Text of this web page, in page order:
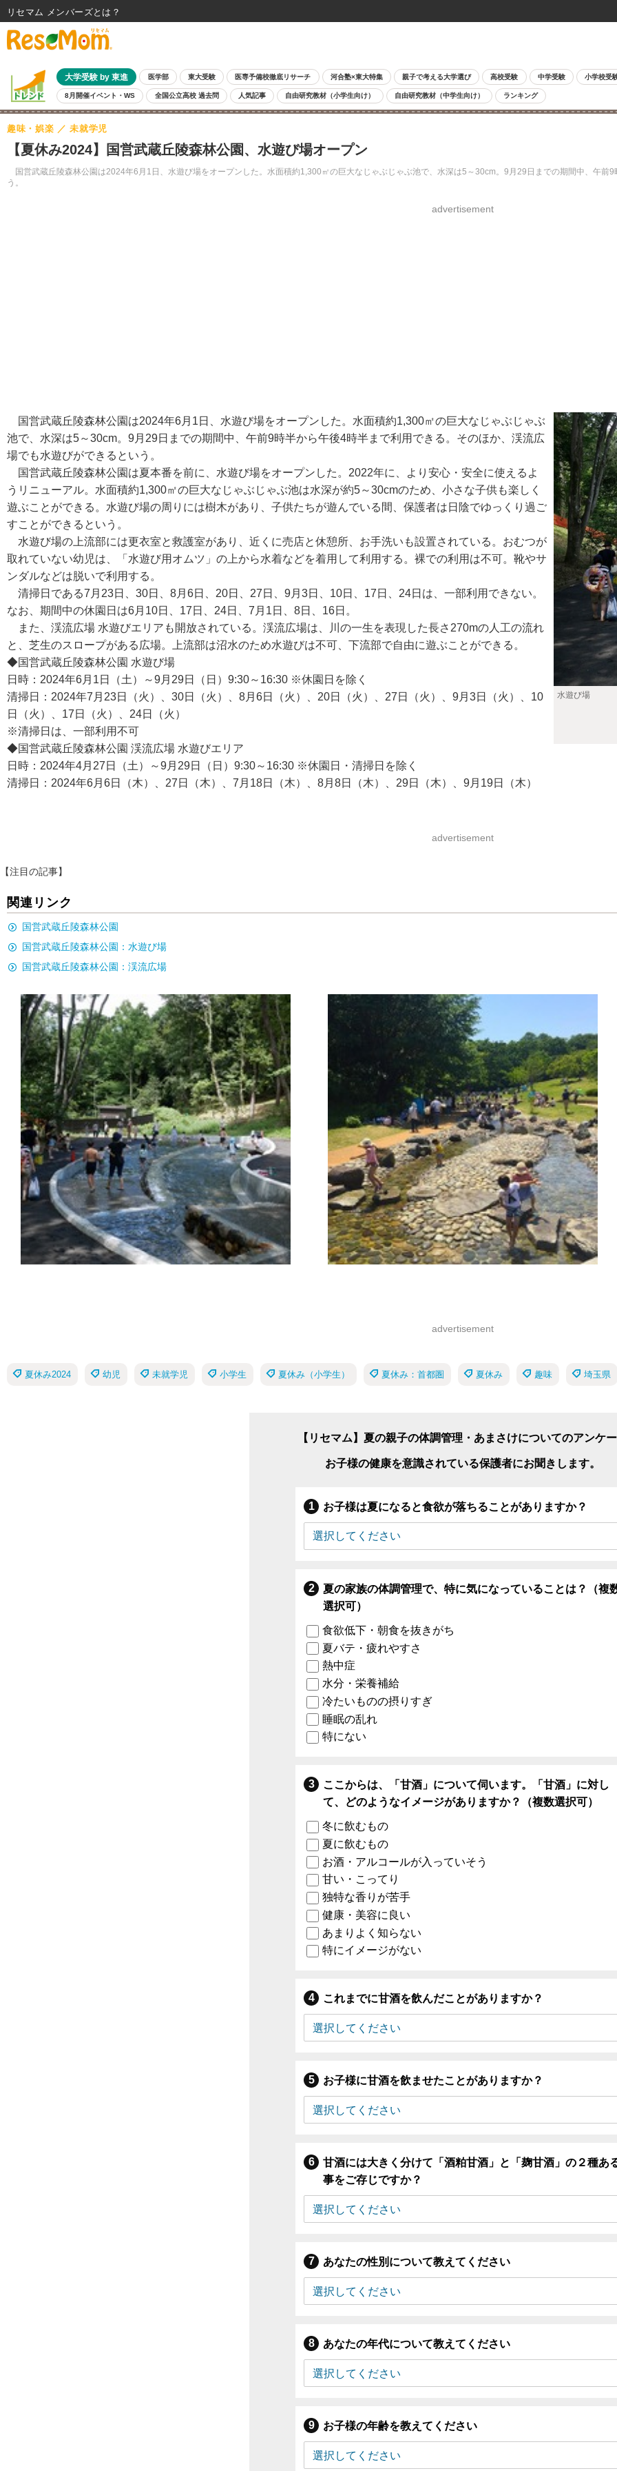
大学受験 by 東進 医学部 東大受験 医専予備校徹底リサーチ 河合塾×東大特集 親子で考える大学選び 高校受験 中学受験 小学校受
8月開催イベント・WS 全国公立高校 過去問 人気記事 自由研究教材（小学生向け） 自由研究教材（中学生向け） ランキング
【夏休み2024】国営武蔵丘陵森林公園、水遊び場オープン
国営武蔵丘陵森林公園は2024年6月1日、水遊び場をオープンした。水面積約1,300㎡の巨大なじゃぶじゃぶ池で、水深は5～30cm。9月29日までの期間中、午前
う。
趣味・娯楽 未就学児
advertisement
水遊び場
国営武蔵丘陵森林公園は2024年6月1日、水遊び場をオープンした。水面積約1,300㎡の巨大なじゃぶじゃぶ
池で、水深は5～30cm。9月29日までの期間中、午前9時半から午後4時半まで利用できる。そのほか、渓流広
場でも水遊びができるという。
国営武蔵丘陵森林公園は夏本番を前に、水遊び場をオープンした。2022年に、より安心・安全に使えるよ
うリニューアル。水面積約1,300㎡の巨大なじゃぶじゃぶ池は水深が約5～30cmのため、小さな子供も楽しく
遊ぶことができる。水遊び場の周りには樹木があり、子供たちが遊んでいる間、保護者は日陰でゆっくり過ご
すことができるという。
水遊び場の上流部には更衣室と救護室があり、近くに売店と休憩所、お手洗いも設置されている。おむつが
取れていない幼児は、「水遊び用オムツ」の上から水着などを着用して利用する。裸での利用は不可。靴やサ
ンダルなどは脱いで利用する。
清掃日である7月23日、30日、8月6日、20日、27日、9月3日、10日、17日、24日は、一部利用できない。
なお、期間中の休園日は6月10日、17日、24日、7月1日、8日、16日。
また、渓流広場 水遊びエリアも開放されている。渓流広場は、川の一生を表現した長さ270mの人工の流れ
と、芝生のスロープがある広場。上流部は沼水のため水遊びは不可、下流部で自由に遊ぶことができる。
◆国営武蔵丘陵森林公園 水遊び場
日時：2024年6月1日（土）～9月29日（日）9:30～16:30 ※休園日を除く
清掃日：2024年7月23日（火）、30日（火）、8月6日（火）、20日（火）、27日（火）、9月3日（火）、10
日（火）、17日（火）、24日（火）
※清掃日は、一部利用不可
◆国営武蔵丘陵森林公園 渓流広場 水遊びエリア
日時：2024年4月27日（土）～9月29日（日）9:30～16:30 ※休園日・清掃日を除く
清掃日：2024年6月6日（木）、27日（木）、7月18日（木）、8月8日（木）、29日（木）、9月19日（木）
advertisement
【注目の記事】
関連リンク
国営武蔵丘陵森林公園
国営武蔵丘陵森林公園：水遊び場
国営武蔵丘陵森林公園：渓流広場
advertisement
夏休み2024 幼児 未就学児 小学生 夏休み（小学生） 夏休み：首都圏 夏休み 趣味 埼玉県
【リセマム】夏の親子の体調管理・あまさけについてのアンケ
お子様の健康を意識されている保護者にお聞きします。
お子様は夏になると食欲が落ちることがありますか？
夏の家族の体調管理で、特に気になっていることは？（複
選択可）
食欲低下・朝食を抜きがち
夏バテ・疲れやすさ
熱中症
水分・栄養補給
冷たいものの摂りすぎ
睡眠の乱れ
特にない
ここからは、「甘酒」について伺います。「甘酒」に対し
て、どのようなイメージがありますか？（複数選択可）
冬に飲むもの
夏に飲むもの
お酒・アルコールが入っていそう
甘い・こってり
独特な香りが苦手
健康・美容に良い
あまりよく知らない
特にイメージがない
これまでに甘酒を飲んだことがありますか？
お子様に甘酒を飲ませたことがありますか？
甘酒には大きく分けて「酒粕甘酒」と「麹甘酒」の２種あ
事をご存じですか？
あなたの性別について教えてください
あなたの年代について教えてください
お子様の年齢を教えてください
リセマム メンバーズ